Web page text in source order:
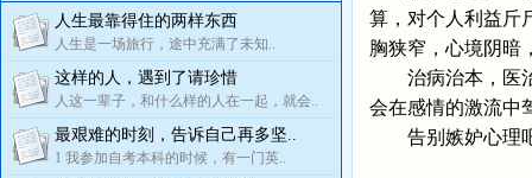
人生最靠得住的两样东西
人生是一场旅行，途中充满了未知..
这样的人，遇到了请珍惜
人这一辈子，和什么样的人在一起，就会..
最艰难的时刻，告诉自己再多坚..
1 我参加自考本科的时候，有一门英..
算，对个人利益斤
胸狭窄，心境阴暗
治病治本，医治
会在感情的激流中
告别嫉妒心理吧